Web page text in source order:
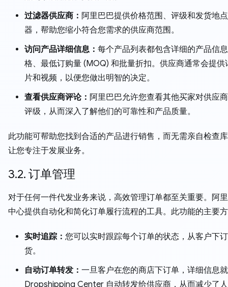
过滤器供应商： 阿里巴巴提供价格范围、评级和发货地
器，帮助您缩小符合您需求的供应商范围。
访问产品详细信息： 每个产品列表都包含详细的产品信
格、最低订购量 (MOQ) 和批量折扣。供应商通常会提供
片和视频，以便您做出明智的决定。
查看供应商评论： 阿里巴巴允许您查看其他买家对供应
评级，从而深入了解他们的可靠性和产品质量。
此功能可帮助您找到合适的产品进行销售，而无需亲自检查
让您专注于发展业务。
3.2. 订单管理
对于任何一件代发业务来说，高效管理订单都至关重要。阿
中心提供自动化和简化订单履行流程的工具。此功能的主要
实时追踪： 您可以实时跟踪每个订单的状态，从客户下
货。
自动订单转发： 一旦客户在您的商店下订单，详细信息
Dropshipping Center 自动转发给供应商，从而减少了